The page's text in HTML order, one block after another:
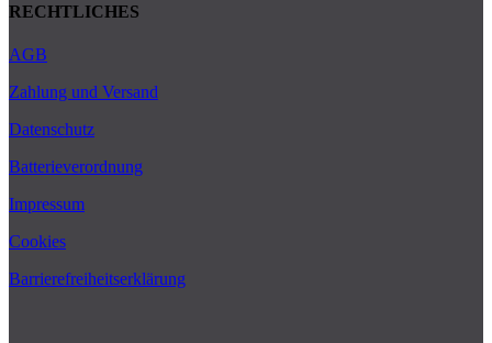
RECHTLICHES
AGB
Zahlung und Versand
Datenschutz
Batterieverordnung
Impressum
Cookies
Barrierefreiheitserklärung